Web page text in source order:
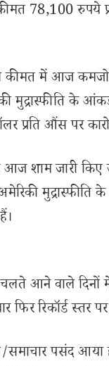
78,100 रुपये
कीमत में आज
मुद्रास्फीति के
प्रति औंस पर
शाम जारी किए
चलते आने वाले
फिर रिकॉर्ड स्तर
पसंद आया